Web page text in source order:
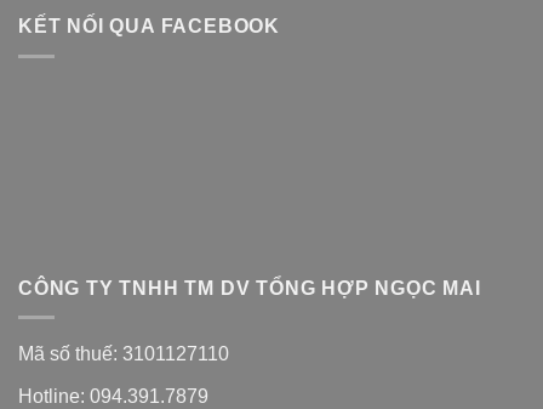
KẾT NỐI QUA FACEBOOK
CÔNG TY TNHH TM DV TỔNG HỢP NGỌC MAI
Mã số thuế: 3101127110
Hotline: 094.391.7879